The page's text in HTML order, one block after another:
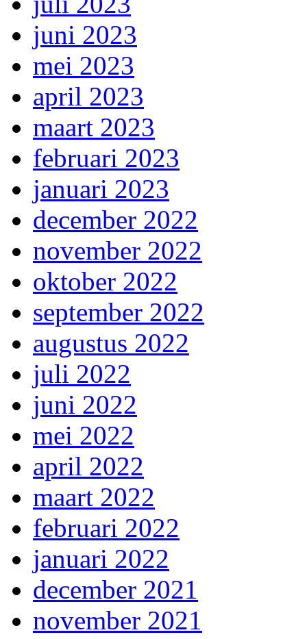
juni 2023
mei 2023
april 2023
maart 2023
februari 2023
januari 2023
december 2022
november 2022
oktober 2022
september 2022
augustus 2022
juli 2022
juni 2022
mei 2022
april 2022
maart 2022
februari 2022
januari 2022
december 2021
november 2021